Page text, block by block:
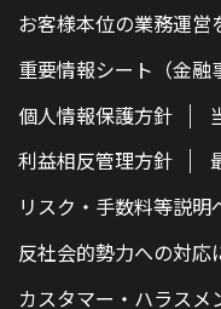
お客様本位の業務運
重要情報シート（金融
個人情報保護方針
利益相反管理方針
リスク・手数料等説明
反社会的勢力への対応
カスタマー・ハラスメ